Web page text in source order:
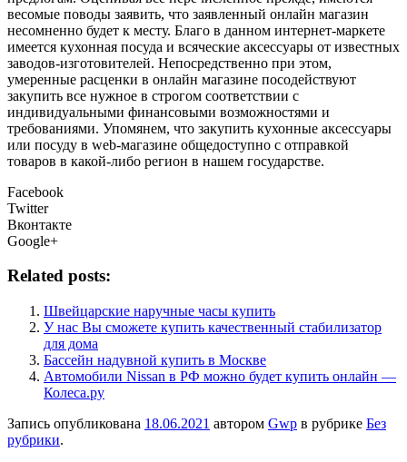
весомые поводы заявить, что заявленный онлайн магазин
несомненно будет к месту. Благо в данном интернет-маркете
имеется кухонная посуда и всяческие аксессуары от известных
заводов-изготовителей. Непосредственно при этом,
умеренные расценки в онлайн магазине посодействуют
закупить все нужное в строгом соответствии с
индивидуальными финансовыми возможностями и
требованиями. Упомянем, что закупить кухонные аксессуары
или посуду в web-магазине общедоступно с отправкой
товаров в какой-либо регион в нашем государстве.
Facebook
Twitter
Вконтакте
Google+
Related posts:
Швейцарские наручные часы купить
У нас Вы сможете купить качественный стабилизатор
для дома
Бассейн надувной купить в Москве
Автомобили Nissan в РФ можно будет купить онлайн —
Колеса.ру
Запись опубликована 18.06.2021 автором Gwp в рубрике Без
рубрики.